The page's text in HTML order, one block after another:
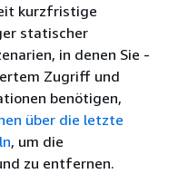
kurzfristige
statischer
in denen Sie -
Zugriff und
benötigen,
über die letzte
, um die
zu entfernen.